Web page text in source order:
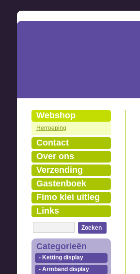
Webshop
Herroeping
Contact
Over ons
Verzending
Gastenboek
Fimo klei uitleg
Links
Zoeken
Categorieën
- Ketting display
- Armband display